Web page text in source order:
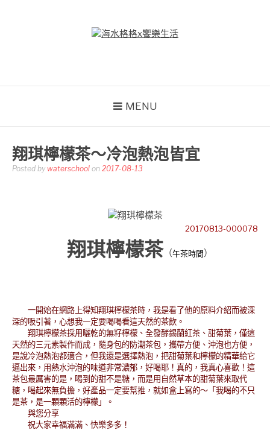
MENU
翔琪檸檬茶～冷泡熱泡皆宜
Posted by waterschool on 2017-08-13
20170813-000078
翔琪檸檬茶（午茶時間）
一開始在網路上得知翔琪檸檬茶時，我是看了他的原料介紹而被深
深的吸引著，心想我一定要喝喝看這天然的茶飲。
翔琪檸檬茶採用曬乾的無籽檸檬、全發酵錫蘭紅茶、甜菊葉，僅這
天然的三元素製作而成，隨身包的防潮茶包，攜帶方便、沖泡也方便，
是說冷泡熱泡都適合，但我還是選擇熱泡，把甜菊葉和檸檬的精華給它
逼出來，用熱水沖泡的味道非常濃郁，好喝耶！真的，我真心喜歡！這
茶包最厲害的是，喝到的甜不是糖，而是用自然草本的甜菊葉來取代
糖，喝起來無負擔，好產品一定要幫推，就如盒上寫的～「我喝的不只
是茶，是一顆顆活的檸檬」。
與您分享
祝大家幸福滿滿、快樂多多！